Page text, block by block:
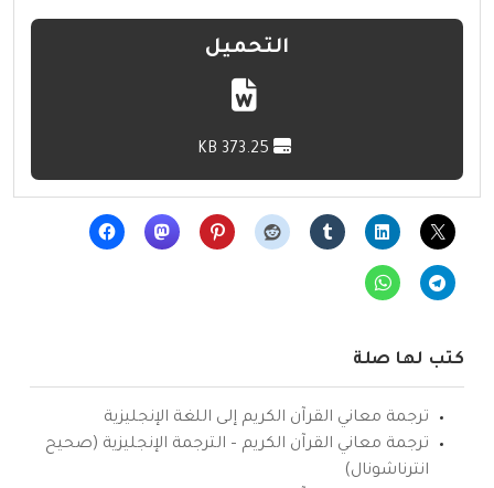
التحميل
كتب لها صلة
ترجمة معاني القرآن الكريم إلى اللغة الإنجليزية
ترجمة معاني القرآن الكريم – الترجمة الإنجليزية (صحيح
انترناشونال)